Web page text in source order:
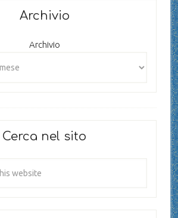
Archivio
Archivio
Cerca nel sito